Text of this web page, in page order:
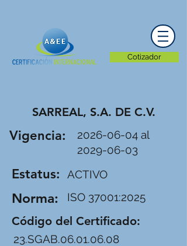
Cotizador
SARREAL, S.A. DE C.V.
Vigencia: 2026-06-04 al
2029-06-03
Estatus: ACTIVO
Norma: ISO 37001:2025
​Código del Certificado:
23.SGAB.06.01.06.08